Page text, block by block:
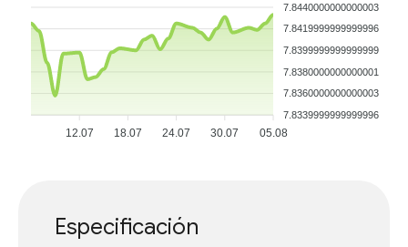
7.8440000000000003
7.8419999999999996
7.8399999999999999
7.8380000000000001
7.8360000000000003
7.8339999999999996
12.07 18.07 24.07 30.07 05.08
Especificación